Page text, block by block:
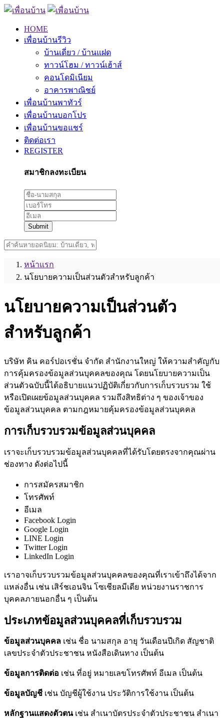
HOME
เพื่อนบ้านรีวิว
บ้านเดี่ยว / บ้านแฝด
ทาวน์โฮม / ทาวน์เฮ้าส์
คอนโดมิเนียม
อาคารพาณิชย์
เพื่อนบ้านพาทัวร์
เพื่อนบ้านบอกโปร
เพื่อนบ้านขอแชร์
ติดต่อเรา
REGISTER
สมาชิกลงทะเบียน
Submit
หน้าแรก
นโยบายความเป็นส่วนตัวสำหรับลูกค้า
นโยบายความเป็นส่วนตัว
สำหรับลูกค้า
บริษัท คิน คอร์ปอเรชั่น จำกัด สำนักงานใหญ่ ให้ความสำคัญกับ
การคุ้มครองข้อมูลส่วนบุคคลของคุณ โดยนโยบายความเป็น
ส่วนตัวฉบับนี้ได้อธิบายแนวปฏิบัติเกี่ยวกับการเก็บรวบรวม ใช้
หรือเปิดเผยข้อมูลส่วนบุคคล รวมถึงสิทธิต่าง ๆ ของเจ้าของ
ข้อมูลส่วนบุคคล ตามกฎหมายคุ้มครองข้อมูลส่วนบุคคล
การเก็บรวบรวมข้อมูลส่วนบุคคล
เราจะเก็บรวบรวมข้อมูลส่วนบุคคลที่ได้รับโดยตรงจากคุณผ่าน
ช่องทาง ดังต่อไปนี้
การสมัครสมาชิก
โทรศัพท์
อีเมล
Facebook Login
Google Login
LINE Login
Twitter Login
LinkedIn Login
เราอาจเก็บรวบรวมข้อมูลส่วนบุคคลของคุณที่เราเข้าถึงได้จาก
แหล่งอื่น เช่น เสิร์ชเอนจิน โซเชียลมีเดีย หน่วยงานราชการ
บุคคลภายนอกอื่น ๆ เป็นต้น
ประเภทข้อมูลส่วนบุคคลที่เก็บรวบรวม
ข้อมูลส่วนบุคคล เช่น ชื่อ นามสกุล อายุ วันเดือนปีเกิด สัญชาติ
เลขประจำตัวประชาชน หนังสือเดินทาง เป็นต้น
ข้อมูลการติดต่อ เช่น ที่อยู่ หมายเลขโทรศัพท์ อีเมล เป็นต้น
ข้อมูลบัญชี เช่น บัญชีผู้ใช้งาน ประวัติการใช้งาน เป็นต้น
หลักฐานแสดงตัวตนเช่น สำเนาบัตรประจำตัวประชาชน สำเนา